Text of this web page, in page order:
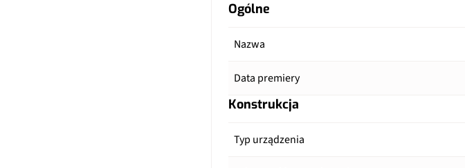
Ogólne
Nazwa
Data premiery
Konstrukcja
Typ urządzenia